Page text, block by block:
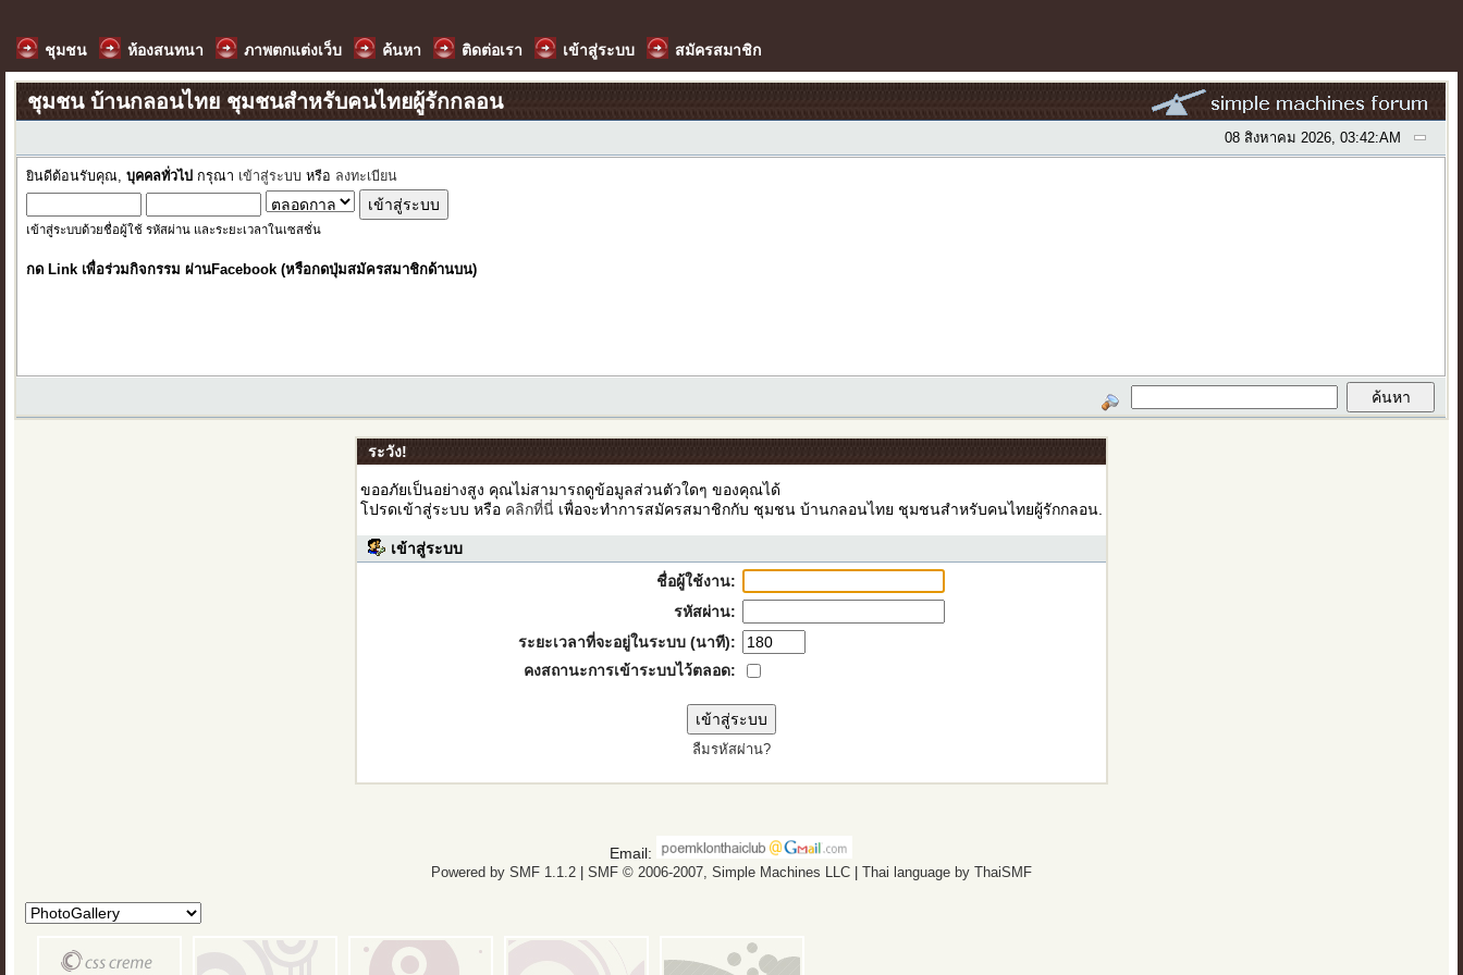
ชุมชน ห้องสนทนา ภาพตกแต่งเว็บ ค้นหา ติดต่อเรา เข้าสู่ระบบ สมัครสมาชิก
ชุมชน บ้านกลอนไทย ชุมชนสำหรับคนไทยผู้รักกลอน
08 สิงหาคม 2026, 03:42:AM
ยินดีต้อนรับคุณ,บุคคลทั่วไป กรุณา เข้าสู่ระบบ หรือ ลงทะเบียน
เข้าสู่ระบบด้วยชื่อผู้ใช้ รหัสผ่าน และระยะเวลาในเซสชั่น
กด Link เพื่อร่วมกิจกรรม ผ่านFacebook (หรือกดปุ่มสมัครสมาชิกด้านบน)
ระวัง!
ขออภัยเป็นอย่างสูง คุณไม่สามารถดูข้อมูลส่วนตัวใดๆ ของคุณได้
โปรดเข้าสู่ระบบ หรือ คลิกที่นี่เพื่อจะทำการสมัครสมาชิกกับ ชุมชน บ้านกลอนไทย ชุมชนสำหรับคนไทยผู้รักกลอน.
เข้าสู่ระบบ
ชื่อผู้ใช้งาน:
รหัสผ่าน:
ระยะเวลาที่จะอยู่ในระบบ (นาที):
คงสถานะการเข้าระบบไว้ตลอด:
ลืมรหัสผ่าน?
Email:
Powered by SMF 1.1.2| SMF © 2006-2007, Simple Machines LLC| Thai language by ThaiSMF